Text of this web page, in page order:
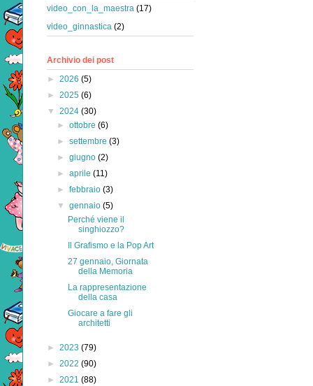
video_con_la_maestra (17)
video_ginnastica (2)
Archivio dei post
► 2026 (5)
► 2025 (6)
▼ 2024 (30)
►ottobre(6)
►settembre(3)
►giugno(2)
►aprile(11)
►febbraio(3)
▼gennaio(5)
Perché viene il
singhiozzo?
Il Grafismo e la Pop Art
27 gennaio, Giornata
della Memoria
La rappresentazione
della casa
Giocare a fare gli
architetti
► 2023 (79)
► 2022 (90)
► 2021 (88)